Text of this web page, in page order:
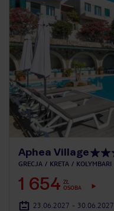
Aphea Village
GRECJA KRETA KOLYMBARI
1 654 ZŁ
OSOBA
23.06.2027 - 30.06.2027